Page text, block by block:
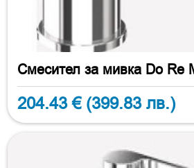
Смесител за мивка Do Re
204.43 € (399.83 лв.)